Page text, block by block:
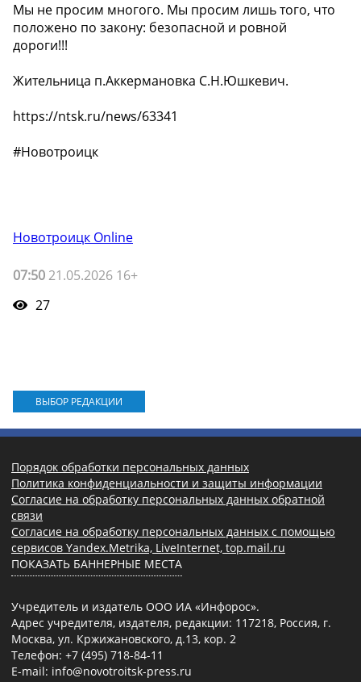
Мы не просим многого. Мы просим лишь того, что
положено по закону: безопасной и ровной
дороги!!!
Жительница п.Аккермановка С.Н.Юшкевич.
https://ntsk.ru/news/63341
#Новотроицк
Новотроицк Online
07:50 21.05.2026 16+
27
ВЫБОР РЕДАКЦИИ
Порядок обработки персональных данных
Политика конфиденциальности и защиты информации
Согласие на обработку персональных данных обратной
связи
Согласие на обработку персональных данных с помощью
сервисов Yandex.Metrika, LiveInternet, top.mail.ru
ПОКАЗАТЬ БАННЕРНЫЕ МЕСТА
Учредитель и издатель ООО ИА «Инфорос».
Адрес учредителя, издателя, редакции: 117218, Россия, г.
Москва, ул. Кржижановского, д.13, кор. 2
Телефон: +7 (495) 718-84-11
E-mail: info@novotroitsk-press.ru